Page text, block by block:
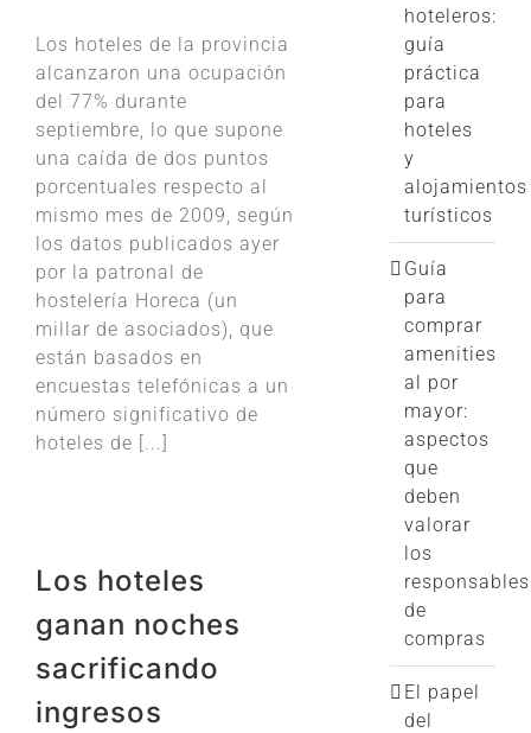
Los hoteles de la provincia
alcanzaron una ocupación
del 77% durante
septiembre, lo que supone
una caída de dos puntos
porcentuales respecto al
mismo mes de 2009, según
los datos publicados ayer
por la patronal de
hostelería Horeca (un
millar de asociados), que
están basados en
encuestas telefónicas a un
número significativo de
hoteles de [...]
Los hoteles
ganan noches
sacrificando
ingresos
hoteleros:
guía
práctica
para
hoteles
y
alojamientos
turísticos
Guía
para
comprar
amenities
al por
mayor:
aspectos
que
deben
valorar
los
responsables
de
compras
El papel
del